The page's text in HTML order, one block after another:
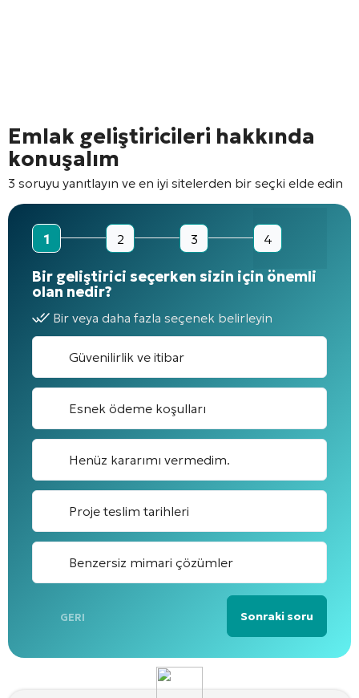
Emlak geliştiricileri hakkında
konuşalım
3 soruyu yanıtlayın ve en iyi sitelerden bir seçki elde edin
1 2 3 4
Bir geliştirici seçerken sizin için önemli
olan nedir?
Bir veya daha fazla seçenek belirleyin
Güvenilirlik ve itibar
Esnek ödeme koşulları
Henüz kararımı vermedim.
Proje teslim tarihleri
Benzersiz mimari çözümler
GERI Sonraki soru
Alternative: